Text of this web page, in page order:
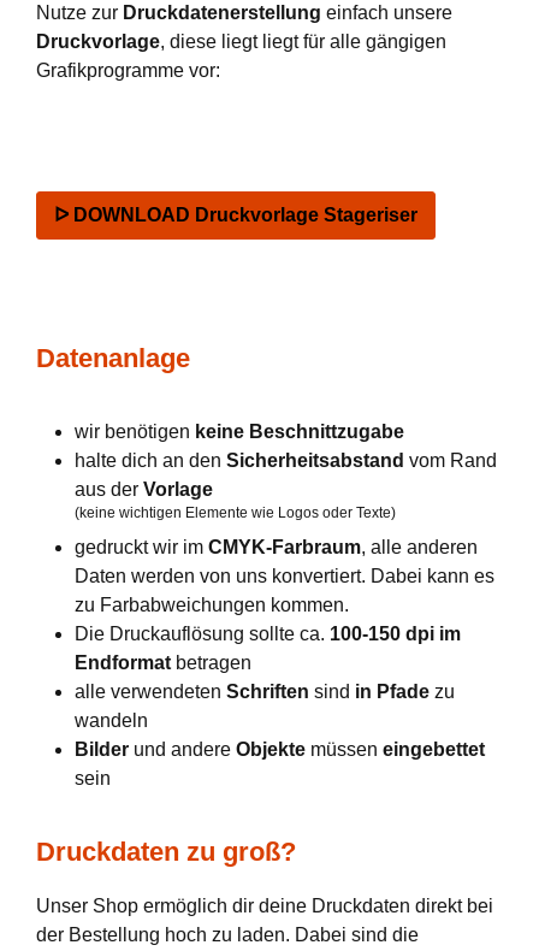
Nutze zur Druckdatenerstellung einfach unsere
Druckvorlage, diese liegt liegt für alle gängigen
Grafikprogramme vor:
ᐅ DOWNLOAD Druckvorlage Stageriser
Datenanlage
wir benötigen keine Beschnittzugabe
halte dich an den Sicherheitsabstand vom Rand
aus der Vorlage
(keine wichtigen Elemente wie Logos oder Texte)
gedruckt wir im CMYK-Farbraum, alle anderen
Daten werden von uns konvertiert. Dabei kann es
zu Farbabweichungen kommen.
Die Druckauflösung sollte ca. 100-150 dpi im
Endformat betragen
alle verwendeten Schriften sind in Pfade zu
wandeln
Bilder und andere Objekte müssen eingebettet
sein
Druckdaten zu groß?
Unser Shop ermöglich dir deine Druckdaten direkt bei
der Bestellung hoch zu laden. Dabei sind die